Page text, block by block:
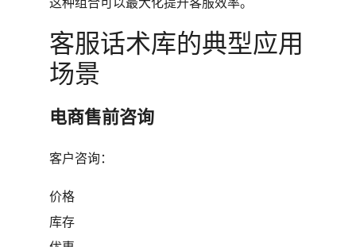
客服话术库的典型应用
场景
电商售前咨询
客户咨询：
价格
库存